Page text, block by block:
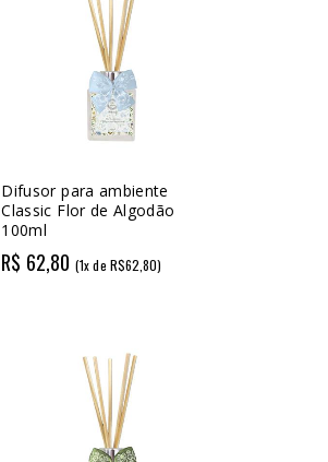
Difusor para ambiente
Classic Flor de Algodão
100ml
R$ 62,80 (1x de R$62,80)